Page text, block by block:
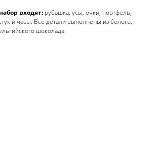
входят: рубашка, усы, очки, портфель,
и часы. Все детали выполнены из белого,
шоколада.